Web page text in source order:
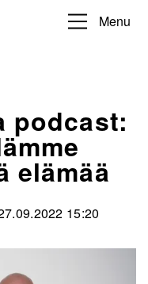
Menu
podcast:
elämää
15:20